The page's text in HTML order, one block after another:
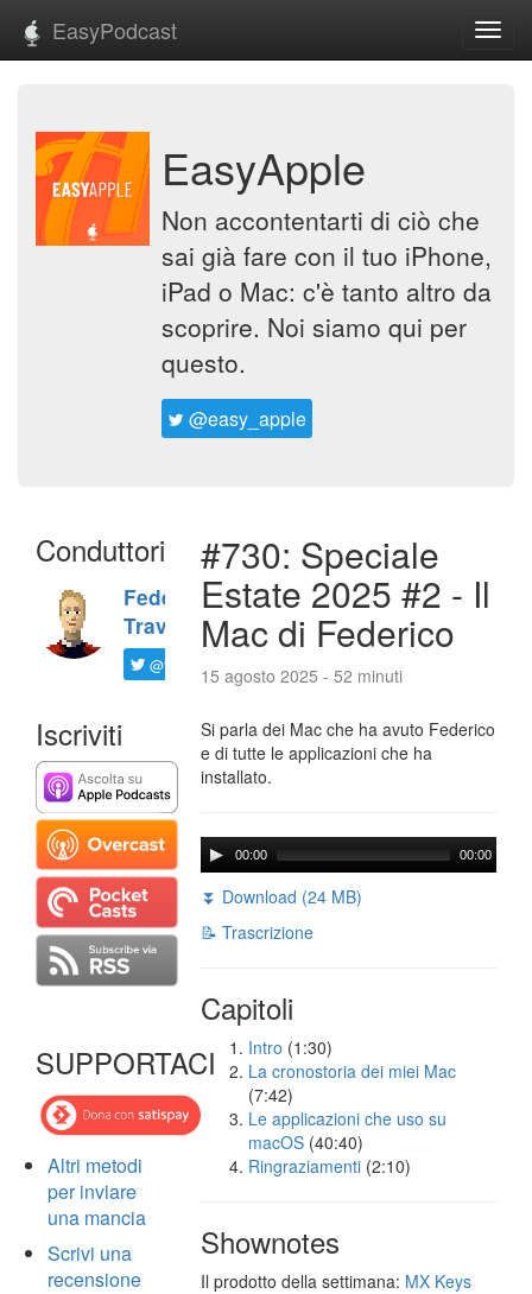
EasyPodcast
EasyApple
Non accontentarti di ciò che
sai già fare con il tuo iPhone,
iPad o Mac: c'è tanto altro da
scoprire. Noi siamo qui per
questo.
@easy_apple
Conduttori
Federico
Travaini
@ftrava
Iscriviti
SUPPORTACI
Altri metodi
per inviare
una mancia
Scrivi una
recensione
#730: Speciale
Estate 2025 #2 - Il
Mac di Federico
15 agosto 2025 - 52 minuti
Si parla dei Mac che ha avuto Federico
e di tutte le applicazioni che ha
installato.
00:00 00:00
⏬ Download (24 MB)
📝 Trascrizione
Capitoli
Intro (1:30)
La cronostoria dei miei Mac
(7:42)
Le applicazioni che uso su
macOS (40:40)
Ringraziamenti (2:10)
Shownotes
Il prodotto della settimana: MX Keys